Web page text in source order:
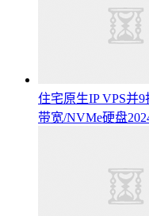
住宅原生IP VPS并
带宽/NVMe硬盘